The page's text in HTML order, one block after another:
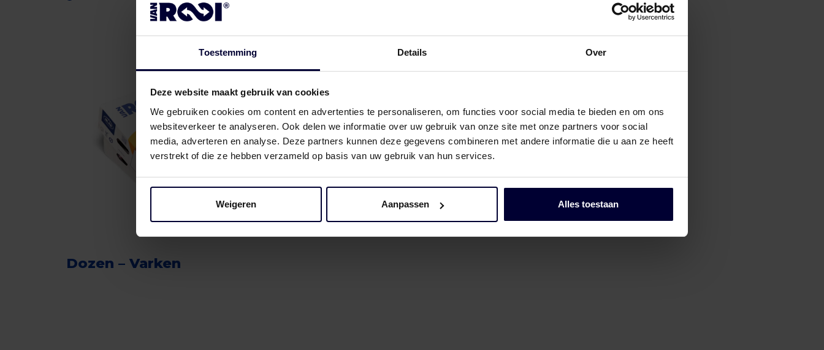
Toestemming Details Over
Deze website maakt gebruik van cookies
We gebruiken cookies om content en advertenties te personaliseren, om functies voor social media te bieden en om ons
websiteverkeer te analyseren. Ook delen we informatie over uw gebruik van onze site met onze partners voor social
media, adverteren en analyse. Deze partners kunnen deze gegevens combineren met andere informatie die u aan ze heeft
verstrekt of die ze hebben verzameld op basis van uw gebruik van hun services.
Weigeren Aanpassen Alles toestaan
Dozen – Varken